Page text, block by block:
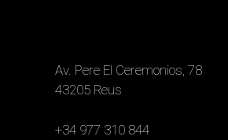
Av. Pere El Ceremonios, 78
43205 Reus
+34 977 310 844